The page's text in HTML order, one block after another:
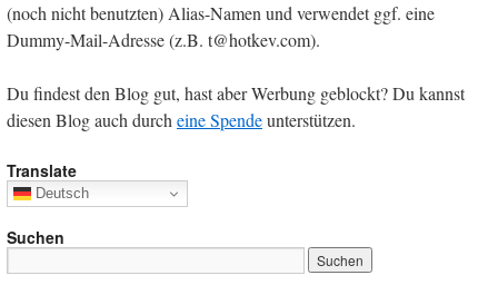
(noch nicht benutzten) Alias-Namen und verwendet ggf. eine
Dummy-Mail-Adresse (z.B. t@hotkev.com).
Du findest den Blog gut, hast aber Werbung geblockt? Du kannst
diesen Blog auch durcheine Spendeunterstützen.
Translate
Deutsch
Suchen